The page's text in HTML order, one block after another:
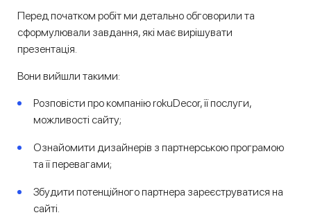
Перед початком робіт ми детально обговорили та
сформулювали завдання, які має вирішувати
презентація.
Вони вийшли такими:
Розповісти про компанію rokuDecor, її послуги,
можливості сайту;
Ознайомити дизайнерів з партнерською програмою
та її перевагами;
Збудити потенційного партнера зареєструватися на
сайті.